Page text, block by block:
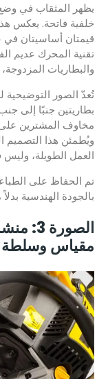
يظهر المثقاب في
خلفية فاتحة. يعكس
قيمتان أساسيتان في
والبطاريات
تُعدّ الصور التوضيحية
بطاريتين جنبًا إلى
ويُطمئن هذا التصميم
العمل الطويلة،
تم الحفاظ على
بالجودة الهندسية
مقياس وسلطة